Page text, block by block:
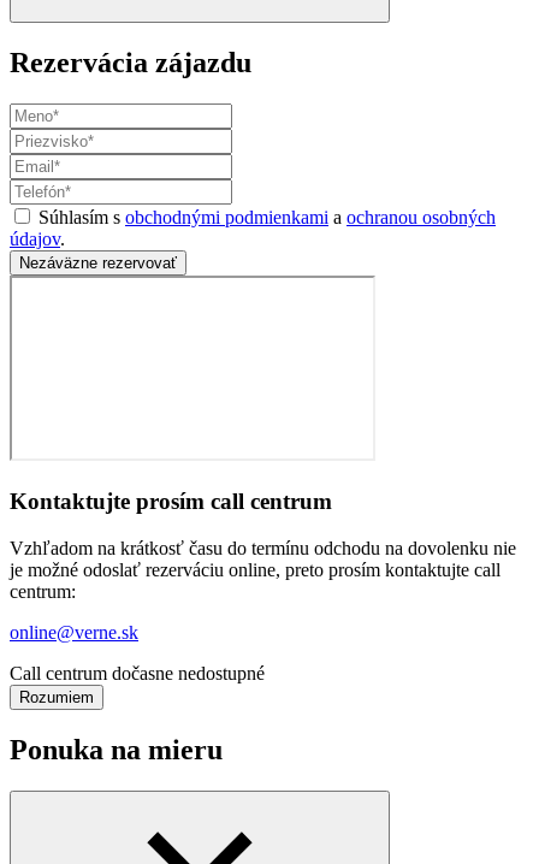
Rezervácia zájazdu
Súhlasím s obchodnými podmienkami a ochranou osobných
údajov.
Nezáväzne rezervovať
Kontaktujte prosím call centrum
Vzhľadom na krátkosť času do termínu odchodu na dovolenku nie
je možné odoslať rezerváciu online, preto prosím kontaktujte call
centrum:
online@verne.sk
Call centrum dočasne nedostupné
Rozumiem
Ponuka na mieru